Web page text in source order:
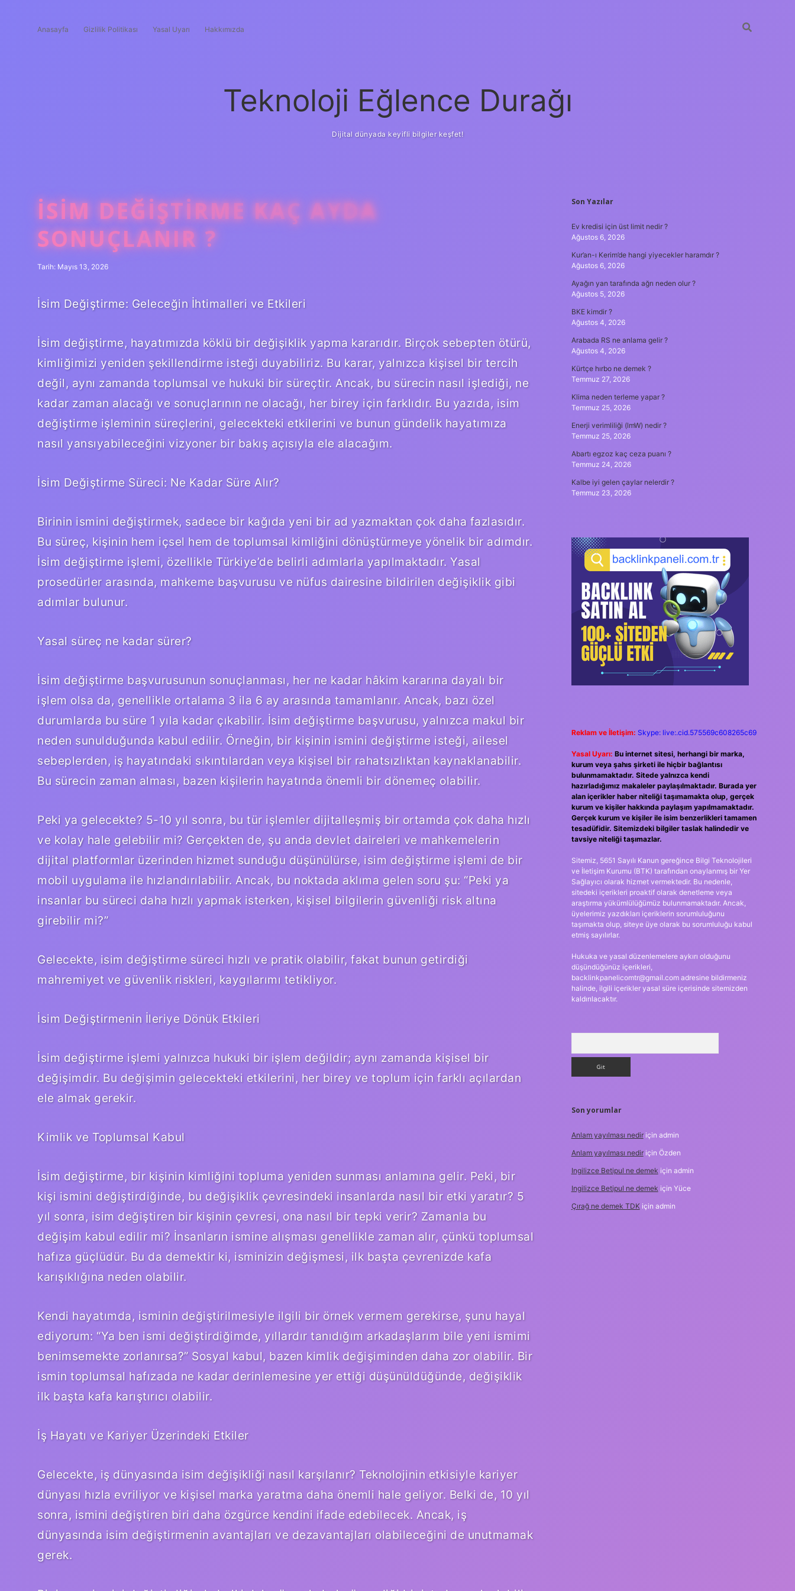
Anasayfa Gizlilik Politikası Yasal Uyarı Hakkımızda
Teknoloji Eğlence Durağı
Dijital dünyada keyifli bilgiler keşfet!
İSIM DEĞIŞTIRME KAÇ AYDA
SONUÇLANIR ?
Tarih: Mayıs 13, 2026
İsim Değiştirme: Geleceğin İhtimalleri ve Etkileri
İsim değiştirme, hayatımızda köklü bir değişiklik yapma kararıdır. Birçok sebepten ötürü,
kimliğimizi yeniden şekillendirme isteği duyabiliriz. Bu karar, yalnızca kişisel bir tercih
değil, aynı zamanda toplumsal ve hukuki bir süreçtir. Ancak, bu sürecin nasıl işlediği, ne
kadar zaman alacağı ve sonuçlarının ne olacağı, her birey için farklıdır. Bu yazıda, isim
değiştirme işleminin süreçlerini, gelecekteki etkilerini ve bunun gündelik hayatımıza
nasıl yansıyabileceğini vizyoner bir bakış açısıyla ele alacağım.
İsim Değiştirme Süreci: Ne Kadar Süre Alır?
Birinin ismini değiştirmek, sadece bir kağıda yeni bir ad yazmaktan çok daha fazlasıdır.
Bu süreç, kişinin hem içsel hem de toplumsal kimliğini dönüştürmeye yönelik bir adımdır.
İsim değiştirme işlemi, özellikle Türkiye’de belirli adımlarla yapılmaktadır. Yasal
prosedürler arasında, mahkeme başvurusu ve nüfus dairesine bildirilen değişiklik gibi
adımlar bulunur.
Yasal süreç ne kadar sürer?
İsim değiştirme başvurusunun sonuçlanması, her ne kadar hâkim kararına dayalı bir
işlem olsa da, genellikle ortalama 3 ila 6 ay arasında tamamlanır. Ancak, bazı özel
durumlarda bu süre 1 yıla kadar çıkabilir. İsim değiştirme başvurusu, yalnızca makul bir
neden sunulduğunda kabul edilir. Örneğin, bir kişinin ismini değiştirme isteği, ailesel
sebeplerden, iş hayatındaki sıkıntılardan veya kişisel bir rahatsızlıktan kaynaklanabilir.
Bu sürecin zaman alması, bazen kişilerin hayatında önemli bir dönemeç olabilir.
Peki ya gelecekte? 5-10 yıl sonra, bu tür işlemler dijitalleşmiş bir ortamda çok daha hızlı
ve kolay hale gelebilir mi? Gerçekten de, şu anda devlet daireleri ve mahkemelerin
dijital platformlar üzerinden hizmet sunduğu düşünülürse, isim değiştirme işlemi de bir
mobil uygulama ile hızlandırılabilir. Ancak, bu noktada aklıma gelen soru şu: “Peki ya
insanlar bu süreci daha hızlı yapmak isterken, kişisel bilgilerin güvenliği risk altına
girebilir mi?”
Gelecekte, isim değiştirme süreci hızlı ve pratik olabilir, fakat bunun getirdiği
mahremiyet ve güvenlik riskleri, kaygılarımı tetikliyor.
İsim Değiştirmenin İleriye Dönük Etkileri
İsim değiştirme işlemi yalnızca hukuki bir işlem değildir; aynı zamanda kişisel bir
değişimdir. Bu değişimin gelecekteki etkilerini, her birey ve toplum için farklı açılardan
ele almak gerekir.
Kimlik ve Toplumsal Kabul
İsim değiştirme, bir kişinin kimliğini topluma yeniden sunması anlamına gelir. Peki, bir
kişi ismini değiştirdiğinde, bu değişiklik çevresindeki insanlarda nasıl bir etki yaratır? 5
yıl sonra, isim değiştiren bir kişinin çevresi, ona nasıl bir tepki verir? Zamanla bu
değişim kabul edilir mi? İnsanların ismine alışması genellikle zaman alır, çünkü toplumsal
hafıza güçlüdür. Bu da demektir ki, isminizin değişmesi, ilk başta çevrenizde kafa
karışıklığına neden olabilir.
Kendi hayatımda, isminin değiştirilmesiyle ilgili bir örnek vermem gerekirse, şunu hayal
ediyorum: “Ya ben ismi değiştirdiğimde, yıllardır tanıdığım arkadaşlarım bile yeni ismimi
benimsemekte zorlanırsa?” Sosyal kabul, bazen kimlik değişiminden daha zor olabilir. Bir
ismin toplumsal hafızada ne kadar derinlemesine yer ettiği düşünüldüğünde, değişiklik
ilk başta kafa karıştırıcı olabilir.
İş Hayatı ve Kariyer Üzerindeki Etkiler
Gelecekte, iş dünyasında isim değişikliği nasıl karşılanır? Teknolojinin etkisiyle kariyer
dünyası hızla evriliyor ve kişisel marka yaratma daha önemli hale geliyor. Belki de, 10 yıl
sonra, ismini değiştiren biri daha özgürce kendini ifade edebilecek. Ancak, iş
dünyasında isim değiştirmenin avantajları ve dezavantajları olabileceğini de unutmamak
gerek.
SIDEBAR
Son Yazılar
Ev kredisi için üst limit nedir ?
Ağustos 6, 2026
Kur’an-ı Kerim’de hangi yiyecekler haramdır ?
Ağustos 6, 2026
Ayağın yan tarafında ağrı neden olur ?
Ağustos 5, 2026
BKE kimdir ?
Ağustos 4, 2026
Arabada RS ne anlama gelir ?
Ağustos 4, 2026
Kürtçe hırbo ne demek ?
Temmuz 27, 2026
Klima neden terleme yapar ?
Temmuz 25, 2026
Enerji verimliliği (lmW) nedir ?
Temmuz 25, 2026
Abartı egzoz kaç ceza puanı ?
Temmuz 24, 2026
Kalbe iyi gelen çaylar nelerdir ?
Temmuz 23, 2026
Reklam ve İletişim: Skype: live:.cid.575569c608265c69
Yasal Uyarı: Bu internet sitesi, herhangi bir marka,
kurum veya şahıs şirketi ile hiçbir bağlantısı
bulunmamaktadır. Sitede yalnızca kendi
hazırladığımız makaleler paylaşılmaktadır. Burada yer
alan içerikler haber niteliği taşımamakta olup, gerçek
kurum ve kişiler hakkında paylaşım yapılmamaktadır.
Gerçek kurum ve kişiler ile isim benzerlikleri tamamen
tesadüfidir. Sitemizdeki bilgiler taslak halindedir ve
tavsiye niteliği taşımazlar.
Sitemiz, 5651 Sayılı Kanun gereğince Bilgi Teknolojileri
ve İletişim Kurumu (BTK) tarafından onaylanmış bir Yer
Sağlayıcı olarak hizmet vermektedir. Bu nedenle,
sitedeki içerikleri proaktif olarak denetleme veya
araştırma yükümlülüğümüz bulunmamaktadır. Ancak,
üyelerimiz yazdıkları içeriklerin sorumluluğunu
taşımakta olup, siteye üye olarak bu sorumluluğu kabul
etmiş sayılırlar.
Hukuka ve yasal düzenlemelere aykırı olduğunu
düşündüğünüz içerikleri,
backlinkpanelicomtr@gmail.comadresine bildirmeniz
halinde, ilgili içerikler yasal süre içerisinde sitemizden
kaldırılacaktır.
Son yorumlar
Anlam yayılması nediriçin admin
Anlam yayılması nediriçin Özden
Ingilizce Betipul ne demek için admin
Ingilizce Betipul ne demek için Yüce
Çırağ ne demek TDKiçin admin